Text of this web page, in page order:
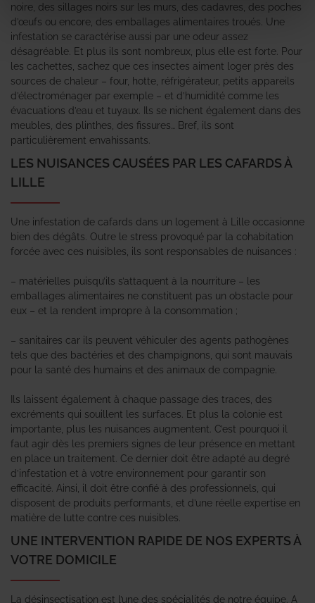
noire, des sillages noirs sur les murs, des cadavres, des poches
d’œufs ou encore, des emballages alimentaires troués. Une
infestation se caractérise aussi par une odeur assez
désagréable. Et plus ils sont nombreux, plus elle est forte. Pour
les cachettes, sachez que ces insectes aiment loger près des
sources de chaleur – four, hotte, réfrigérateur, petits appareils
d’électroménager par exemple – et d’humidité comme les
évacuations d’eau et tuyaux. Ils se nichent également dans des
meubles, des plinthes, des fissures… Bref, ils sont
particulièrement envahissants.
LES NUISANCES CAUSÉES PAR LES CAFARDS À
LILLE
Une infestation de cafards dans un logement à Lille occasionne
bien des dégâts. Outre le stress provoqué par la cohabitation
forcée avec ces nuisibles, ils sont responsables de nuisances :
– matérielles puisqu’ils s’attaquent à la nourriture – les
emballages alimentaires ne constituent pas un obstacle pour
eux – et la rendent impropre à la consommation ;
– sanitaires car ils peuvent véhiculer des agents pathogènes
tels que des bactéries et des champignons, qui sont mauvais
pour la santé des humains et des animaux de compagnie.
Ils laissent également à chaque passage des traces, des
excréments qui souillent les surfaces. Et plus la colonie est
importante, plus les nuisances augmentent. C’est pourquoi il
faut agir dès les premiers signes de leur présence en mettant
en place un traitement. Ce dernier doit être adapté au degré
d’infestation et à votre environnement pour garantir son
efficacité. Ainsi, il doit être confié à des professionnels, qui
disposent de produits performants, et d’une réelle expertise en
matière de lutte contre ces nuisibles.
UNE INTERVENTION RAPIDE DE NOS EXPERTS À
VOTRE DOMICILE
La désinsectisation est l’une des spécialités de notre équipe. A